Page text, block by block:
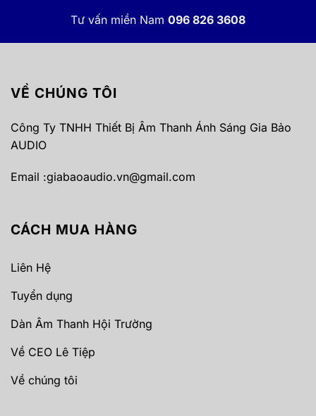
Tư vấn miền Nam 096 826 3608
VỀ CHÚNG TÔI
Công Ty TNHH Thiết Bị Âm Thanh Ánh Sáng Gia Bảo
AUDIO
Email :giabaoaudio.vn@gmail.com
CÁCH MUA HÀNG
Liên Hệ
Tuyển dụng
Dàn Âm Thanh Hội Trường
Về CEO Lê Tiệp
Về chúng tôi